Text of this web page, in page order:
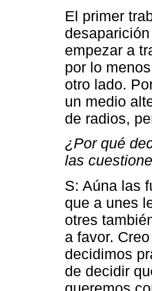
El primer
empezar a
por lo
otro lado.
un medio
de radios,
¿Por qué
las
S: Aúna las
que a unes
otres
a favor.
decidimos
de decidir